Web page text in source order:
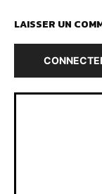
LAISSER UN